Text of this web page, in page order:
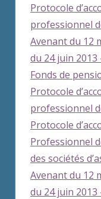
Protocole
professionnel
Avenant du 12
du 24 juin
Fonds de
Protocole
professionnel
Protocole
Professionnel
des sociétés
Avenant du 12
du 24 juin